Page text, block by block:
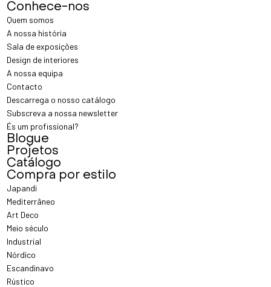
Conhece-nos
Quem somos
A nossa história
Sala de exposições
Design de interiores
A nossa equipa
Contacto
Descarrega o nosso catálogo
Subscreva a nossa newsletter
És um profissional?
Blogue
Projetos
Catálogo
Compra por estilo
Japandi
Mediterrâneo
Art Deco
Meio século
Industrial
Nórdico
Escandinavo
Rústico